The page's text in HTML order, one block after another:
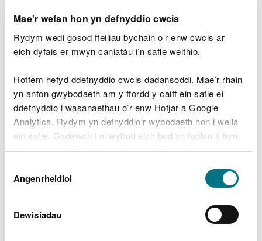
Mae'r wefan hon yn defnyddio cwcis
Rydym wedi gosod ffeiliau bychain o’r enw cwcis ar
eich dyfais er mwyn caniatáu i’n safle weithio.
Hoffem hefyd ddefnyddio cwcis dadansoddi. Mae’r rhain
yn anfon gwybodaeth am y ffordd y caiff ein safle ei
ddefnyddio i wasanaethau o’r enw Hotjar a Google
Analytics. Rydym yn defnyddio’r wybodaeth hon i wella
ein safle. Gadewch i ni wybod eich bod yn fodlon â hyn.
Byddwn yn defnyddio cwci i gadw eich dewis.
Gellirdarllen mwy am ein cwcis cyn i chi ddewis.
Caniatâd
Angenrheidiol
Dewisiadau
Os na allwch ddod o hyd i’r data sydd ei angen
arnoch o’n hadnoddau ar-lein:
ar gael
cwblhewch
ffurflen gwneud cais am ddata
Gall gymryd hyd at 20 diwrnod gwaith i gyflenwi
data nad yw ar gael ar-lein.
Trwyddedau agored ac amodol
Rydym yn darparu data CNC dan y
Drwydded
CNC. Rydym yn defnyddio trwydded amodol ar
gyfer data CNC sensitif sy’n gofyn am gyfyngiadau